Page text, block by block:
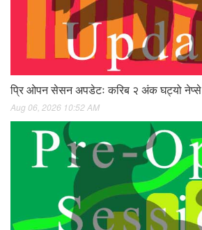
प्रि ओपन सेसन अपडेटः करिब २ अंक घट्यो नेप्से
Aug 06, 2026 10:52 AM